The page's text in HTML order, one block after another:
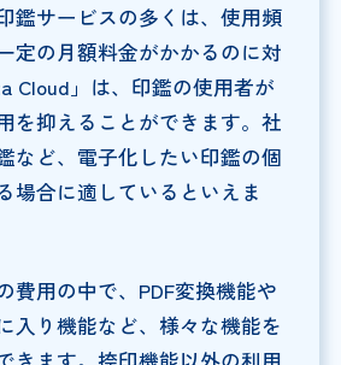
鑑サービスの多くは、使用頻
定の月額料金がかかるのに対
Cloud」は、印鑑の使用者が
を抑えることができます。社
など、電子化したい印鑑の個
場合に適しているといえま
費用の中で、PDF変換機能や
入り機能など、様々な機能を